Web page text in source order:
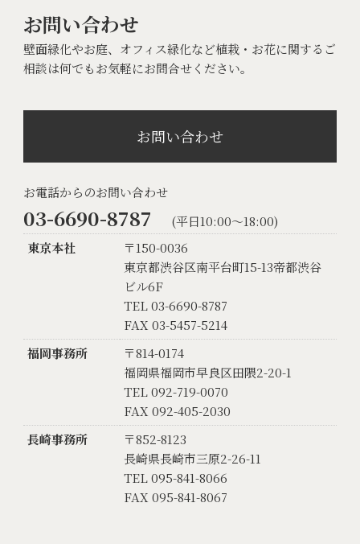
お問い合わせ
壁面緑化やお庭、オフィス緑化など植栽・お花に関するご
相談は何でもお気軽にお問合せください。
お問い合わせ
お電話からのお問い合わせ
03-6690-8787
(平日10:00〜18:00)
東京本社
〒150-0036
東京都渋谷区南平台町15-13帝都渋谷
ビル6F
TEL 03-6690-8787
FAX 03-5457-5214
福岡事務所
〒814-0174
福岡県福岡市早良区田隈2-20-1
TEL 092-719-0070
FAX 092-405-2030
長崎事務所
〒852-8123
長崎県長崎市三原2-26-11
TEL 095-841-8066
FAX 095-841-8067